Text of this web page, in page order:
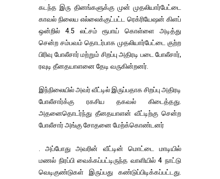
கடந்த இரு தினங்களுக்கு முன் முதலியார்பேட்டை
காவல் நிலைய எல்லைக்குட்பட்ட ரெக்ரியேஷன் கிளப்
ஒன்றில் 4.5 லட்சம் ரூபாய் கொள்ளை அடித்து
சென்ற சம்பவம் தொடர்பாக முதலியார்பேட்டை குற்ற
பிரிவு போலீசார் மற்றும் சிறப்பு அதிரடி படை போலீசார்,
ரவுடி தீனதயாளனை தேடி வருகின்றனர்.
இந்நிலையில் அவர் வீட்டில் இருப்பதாக சிறப்பு அதிரடி
போலீசார்க்கு ரகசிய தகவல் கிடைத்தது.
அதனைதொடர்ந்து தீனதயாளன் வீட்டிற்கு சென்ற
போலீசார் அங்கு சோதனை மேற்க்கொண்டனர்
. அப்போது அவரின் வீட்டின் மொட்டை மாடியில்
மணல் நிரப்பி வைக்கப்பட்டிருந்த வாளியில் 4 நாட்டு
வெடிகுண்டுகள் இருப்பது கண்டுப்பிடிக்கப்பட்டது.